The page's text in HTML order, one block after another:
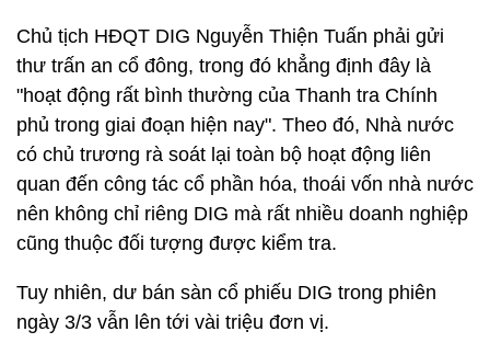
Chủ tịch HĐQT DIG Nguyễn Thiện Tuấn phải gửi
thư trấn an cổ đông, trong đó khẳng định đây là
"hoạt động rất bình thường của Thanh tra Chính
phủ trong giai đoạn hiện nay". Theo đó, Nhà nước
có chủ trương rà soát lại toàn bộ hoạt động liên
quan đến công tác cổ phần hóa, thoái vốn nhà nước
nên không chỉ riêng DIG mà rất nhiều doanh nghiệp
cũng thuộc đối tượng được kiểm tra.
Tuy nhiên, dư bán sàn cổ phiếu DIG trong phiên
ngày 3/3 vẫn lên tới vài triệu đơn vị.